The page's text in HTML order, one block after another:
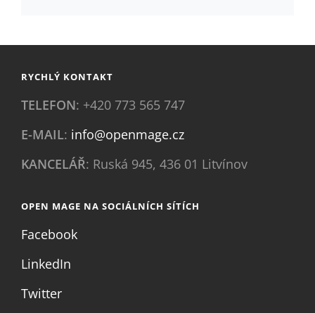
RYCHLÝ KONTAKT
TELEFON: +420 773 565 747
E-MAIL: info@openmage.cz
KANCELÁŘ: Ruská 945, 436 01 Litvínov
OPEN MAGE NA SOCIÁLNÍCH SÍTÍCH
Facebook
LinkedIn
Twitter